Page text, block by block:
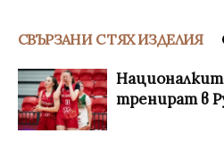
СВЪРЗАНИ С ТЯХ ИЗДЕЛИЯ
тренират в